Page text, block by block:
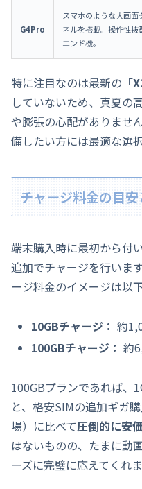
G4Pro
スマホのような大画面
ネルを搭載。操作性抜
エンド機。
特に注目なのは最新の 「
していないため、真夏の
や膨張の心配がありませ
備したい方には最適な選択
チャージ料金の目
端末購入時に最初から付
追加でチャージを行いま
ージ料金のイメージは以
10GBチャージ： 約
100GBチャージ： 約
100GBプランであれば、
と、格安SIMの追加ギガ
場）に比べて圧倒的に安
はないものの、たまに動
ーズに完璧に応えてくれま